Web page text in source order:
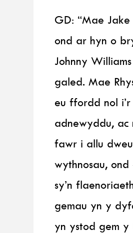
GD: “Mae
ond ar hyn o
Johnny
galed. Mae
eu ffordd nol
adnewyddu, ac
fawr i allu
wythnosau,
sy’n
gemau yn y
yn ystod gem y